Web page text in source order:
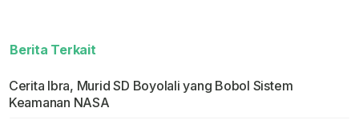
Berita Terkait
Cerita Ibra, Murid SD Boyolali yang Bobol Sistem
Keamanan NASA